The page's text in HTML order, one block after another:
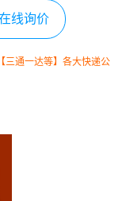
线询价
三通一达等】各大快递公